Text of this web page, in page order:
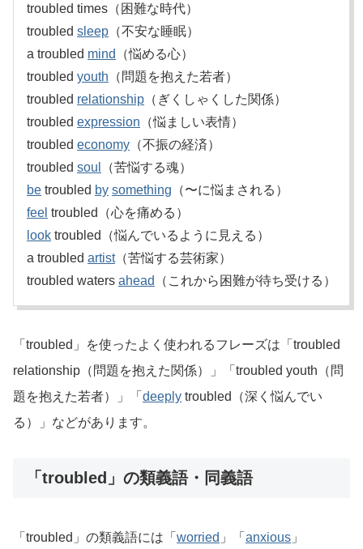
troubled times（困難な時代）
troubled sleep （不安な睡眠）
a troubled mind
（悩める心）
troubled youth （問題を抱えた若者）
troubled relationship （ぎくしゃくした関係）
troubled expression （悩ましい表情）
troubled economy （不振の経済）
troubled soul
（苦悩する魂）
be troubled by something （〜に悩まされる）
feel troubled（心を痛める）
look troubled（悩んでいるように見える）
a troubled artist（苦悩する芸術家）
troubled waters ahead （これから困難が待ち受ける）
「troubled」を使ったよく使われるフレーズは「troubled
relationship（問題を抱えた関係）」「troubled youth（問
題を抱えた若者）」「 deeply troubled（深く悩んでい
る）」などがあります。
「troubled」の類義語・同義語
「troubled」の類義語には「 worried 」「 anxious 」